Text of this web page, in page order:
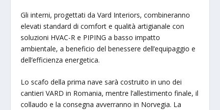
Gli interni, progettati da Vard Interiors, combineranno
elevati standard di comfort e qualità artigianale con
soluzioni HVAC-R e PIPING a basso impatto
ambientale, a beneficio del benessere dell’equipaggio e
dell’efficienza energetica.
Lo scafo della prima nave sarà costruito in uno dei
cantieri VARD in Romania, mentre l’allestimento finale, il
collaudo e la consegna avverranno in Norvegia. La